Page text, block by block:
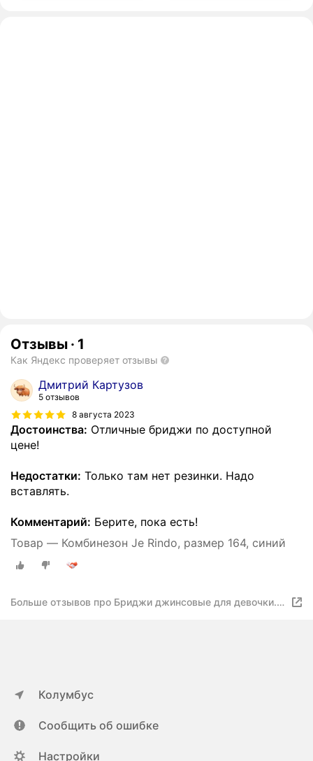
Отзывы · 1
Как Яндекс проверяет отзывы
Дмитрий Картузов
5 отзывов
8 августа 2023
Достоинства: Отличные бриджи по доступной
цене!
Недостатки: Только там нет резинки. Надо
вставлять.
Комментарий: Берите, пока есть!
Товар — Комбинезон Je Rindo, размер 164, синий
Больше отзывов про Бриджи джинсовые для девочки.
Колумбус
Сообщить об ошибке
Настройки